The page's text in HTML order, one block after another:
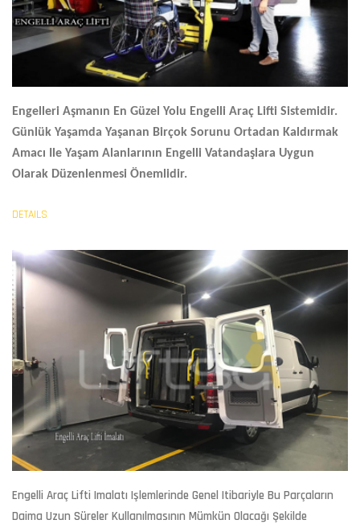
Engelleri Aşmanın En Güzel Yolu Engelli Araç Lifti Sistemidir.
Günlük Yaşamda Yaşanan Birçok Sorunu Ortadan Kaldırmak
Amacı Ile Yaşam Alanlarının Engelli Vatandaşlara Uygun
Olarak Düzenlenmesi Önemlidir.
DETAILS
Engelli Araç Lifti Imalatı Işlemlerinde Genel Itibariyle Bu Parçaların
Daima Uzun Süreler Kullanılmasının Mümkün Olacağı Şekilde